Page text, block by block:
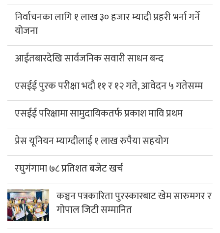
निर्वाचनका लागि १ लाख ३० हजार म्यादी प्रहरी भर्ना गर्ने
योजना
आईतबारदेखि सार्वजनिक सवारी साधन बन्द
एसईई पुरक परीक्षा भदौ ११ र १२ गते, आवेदन ५ गतेसम्म
एसईई परिक्षामा सामुदायिकतर्फ प्रकाश मावि प्रथम
प्रेस यूनियन म्याग्दीलाई १ लाख रुपैया सहयोग
रघुगंगामा ७८ प्रतिशत बजेट खर्च
कञ्चन पत्रकारिता पुरस्कारबाट खेम सारुमगर र
गोपाल जिटी सम्मानित